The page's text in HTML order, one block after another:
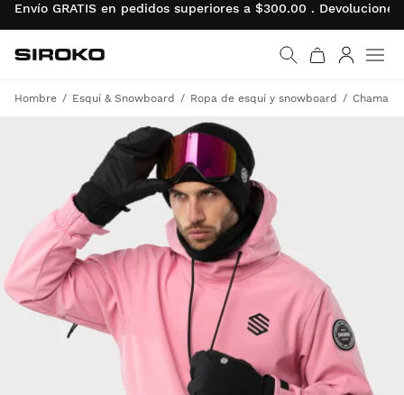
Envío GRATIS en pedidos superiores a $300.00 .
Ir a la página de inicio
Siroko.com
Hombre Esquí & Snowboard Ropa de esquí y snowboard